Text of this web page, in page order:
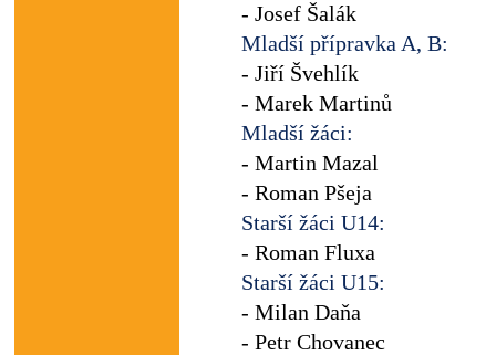
- Josef Šalák
Mladší přípravka A, B:
- Jiří Švehlík
- Marek Martinů
Mladší žáci:
- Martin Mazal
- Roman Pšeja
Starší žáci U14:
- Roman Fluxa
Starší žáci U15:
- Milan Daňa
- Petr Chovanec